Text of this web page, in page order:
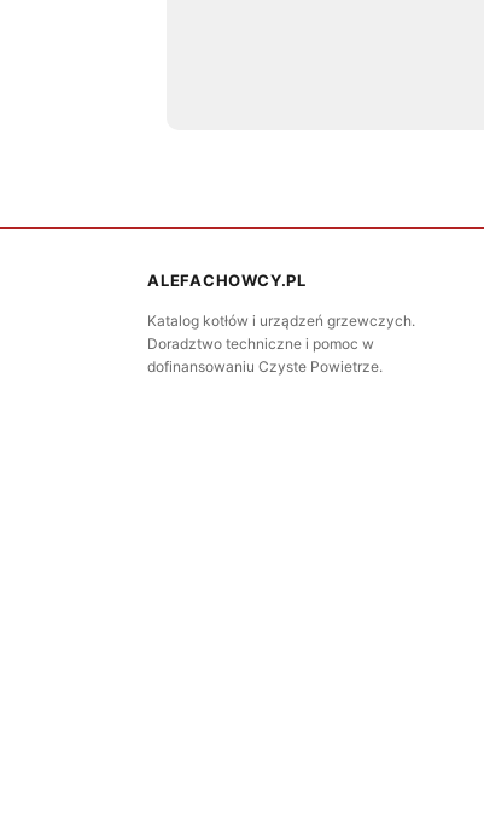
ALEFACHOWCY.PL
Katalog kotłów i urządzeń grzewczych.
Doradztwo techniczne i pomoc w
dofinansowaniu Czyste Powietrze.